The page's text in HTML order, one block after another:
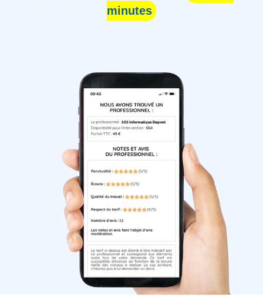
minutes